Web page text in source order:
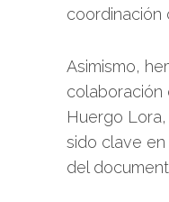
coordinación
Asimismo,
colaboración
Huergo
sido clave
del